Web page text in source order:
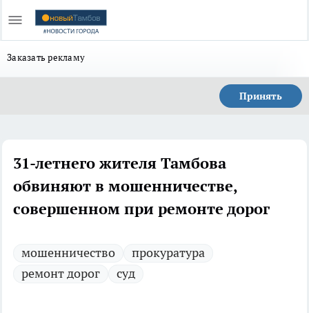
Заказать рекламу
Принять
31-летнего жителя Тамбова
обвиняют в мошенничестве,
совершенном при ремонте дорог
мошенничество
прокуратура
ремонт дорог
суд